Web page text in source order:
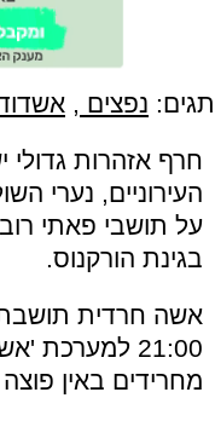
תגים: נפצים ,
חרף אזהרות
העירוניים, נערי
על תושבי פאתי
בגינת הורקנוס.
אשה חרדית
21:00
מחרידים באין